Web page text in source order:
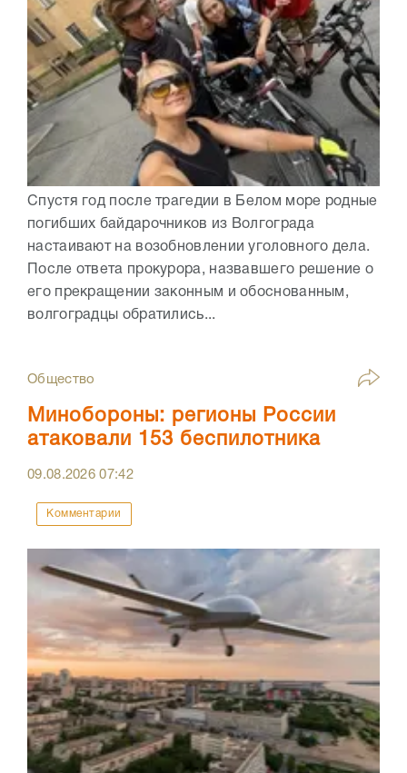
Спустя год после трагедии в Белом море родные
погибших байдарочников из Волгограда
настаивают на возобновлении уголовного дела.
После ответа прокурора, назвавшего решение о
его прекращении законным и обоснованным,
волгоградцы обратились...
Общество
Минобороны: регионы России
атаковали 153 беспилотника
09.08.202607:42
Комментарии